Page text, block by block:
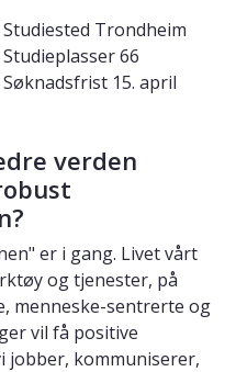
Studiested Trondheim
Studieplasser66
Søknadsfrist 15. april
verden
er i gang. Livet vårt
og tjenester, på
menneske-sentrerte og
vil få positive
jobber, kommuniserer,